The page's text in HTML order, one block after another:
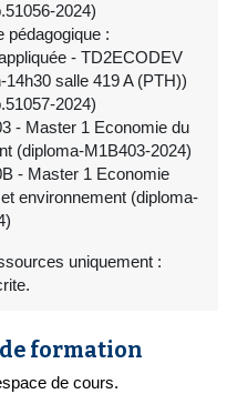
2024)
pédagogique :
- TD2ECODEV
14h30 salle 419 A (PTH))
2024)
- Master 1 Economie du
(diploma-M1B403-2024)
- Master 1 Economie
environnement (diploma-
uniquement :
formation
de cours.